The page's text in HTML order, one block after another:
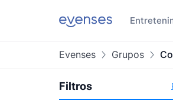
Evenses Grupos
Filtros